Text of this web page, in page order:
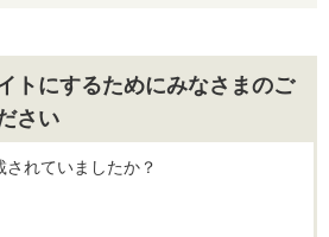
トにするためにみなさまのご
さい
れていましたか？